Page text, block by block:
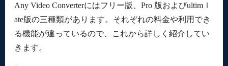
Any Video Converterにはフリー版、Pro 版およびultimｌ
ate版の三種類があります。それぞれの料金や利用でき
る機能が違っているので、これから詳しく紹介してい
きます。